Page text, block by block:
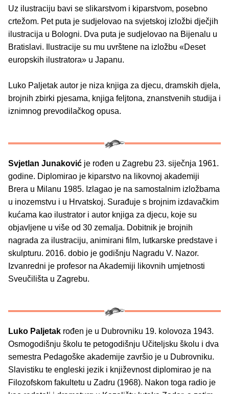
Uz ilustraciju bavi se slikarstvom i kiparstvom, posebno
crtežom. Pet puta je sudjelovao na svjetskoj izložbi dječjih
ilustracija u Bologni. Dva puta je sudjelovao na Bijenalu u
Bratislavi. Ilustracije su mu uvrštene na izložbu «Deset
europskih ilustratora» u Japanu.
Luko Paljetak autor je niza knjiga za djecu, dramskih djela,
brojnih zbirki pjesama, knjiga feljtona, znanstvenih studija i
iznimnog prevodilačkog opusa.
Svjetlan Junaković je rođen u Zagrebu 23. siječnja 1961.
godine. Diplomirao je kiparstvo na likovnoj akademiji
Brera u Milanu 1985. Izlagao je na samostalnim izložbama
u inozemstvu i u Hrvatskoj. Surađuje s brojnim izdavačkim
kućama kao ilustrator i autor knjiga za djecu, koje su
objavljene u više od 30 zemalja. Dobitnik je brojnih
nagrada za ilustraciju, animirani film, lutkarske predstave i
skulpturu. 2016. dobio je godišnju Nagradu V. Nazor.
Izvanredni je profesor na Akademiji likovnih umjetnosti
Sveučilišta u Zagrebu.
Luko Paljetak rođen je u Dubrovniku 19. kolovoza 1943.
Osmogodišnju školu te petogodišnju Učiteljsku školu i dva
semestra Pedagoške akademije završio je u Dubrovniku.
Slavistiku te engleski jezik i književnost diplomirao je na
Filozofskom fakultetu u Zadru (1968). Nakon toga radio je